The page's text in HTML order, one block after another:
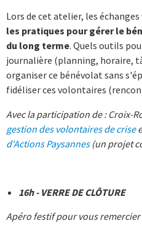
Lors de cet atelier, les
les pratiques pour gérer le
du long terme. Quels outils
journalière (planning, horaire,
organiser ce bénévolat sans
fidéliser ces volontaires
Avec la participation de : Croix-
gestion des volontaires de crise
d'Actions Paysannes(un projet
16h - VERRE DE CLÔTURE
Apéro festif pour vous